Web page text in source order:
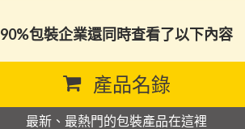
90%包裝企業還同時查看了以下內容
產品名錄
最新、最熱門的包裝產品在這裡